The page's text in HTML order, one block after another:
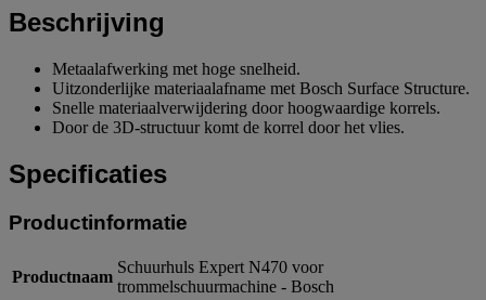
Beschrijving
Metaalafwerking met hoge snelheid.
Uitzonderlijke materiaalafname met Bosch Surface Structure.
Snelle materiaalverwijdering door hoogwaardige korrels.
Door de 3D-structuur komt de korrel door het vlies.
Specificaties
Productinformatie
Productnaam
Schuurhuls Expert N470 voor
trommelschuurmachine - Bosch